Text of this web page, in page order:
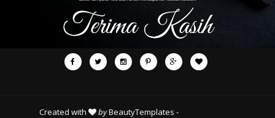
Created with byBeautyTemplates -